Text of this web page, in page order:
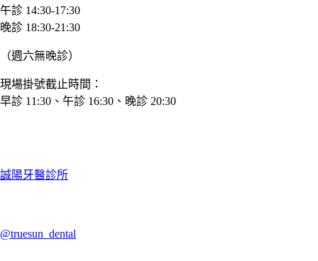
午診 14:30-17:30
晚診 18:30-21:30
（週六無晚診）
現場掛號截止時間：
早診 11:30、午診 16:30、晚診 20:30
誠陽牙醫診所
@truesun_dental